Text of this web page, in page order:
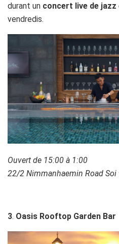
durant un concert live de jazz
vendredis.
Ouvert de 15:00 à 1:00
22/2 Nimmanhaemin Road Soi
3. Oasis Rooftop Garden Bar